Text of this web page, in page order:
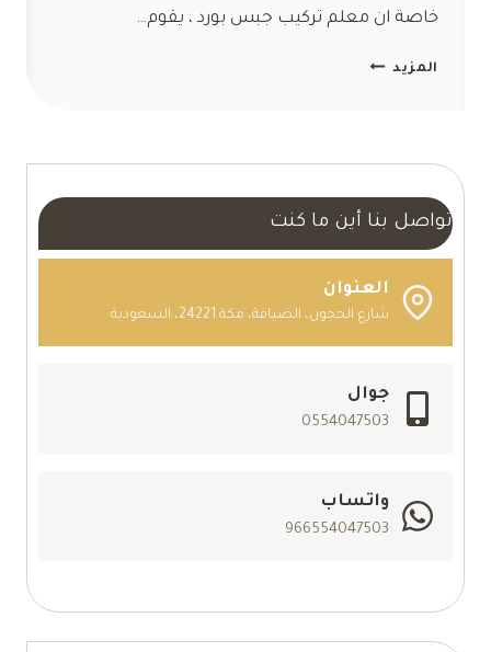
خاصة ان معلم تركيب جبس بورد ، يقوم…
المزيد ديكورات
📞
اسقف
مكة
–
جبس
بورد
تواصل بنا أين ما كنت
العنوان
شارع الحجون، الضيافة، مكة 24221، السعودية
جوال
0554047503
واتساب
966554047503